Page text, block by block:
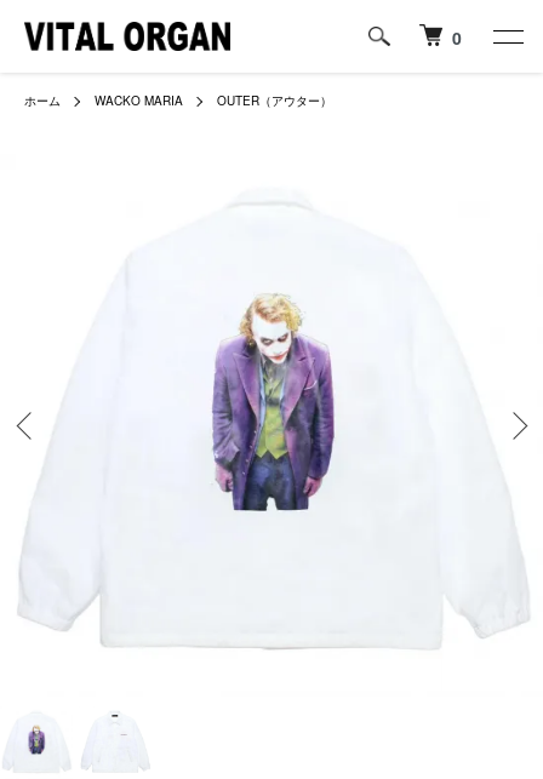
0
ホーム WACKO MARIA OUTER（アウター）